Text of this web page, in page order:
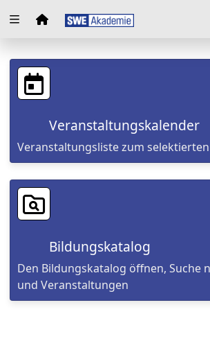
Zuklappen
Loading
Loading
Loading
Loading
Loading
Loading
Veranstaltungskalender
Veranstaltungsliste zum
Bildungskatalog
Den Bildungskatalog öffnen, Suche
und Veranstaltungen